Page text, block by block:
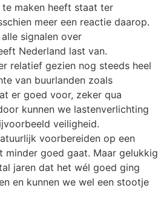
maken heeft staat ter
meer een reactie daarop.
signalen over
Nederland last van.
relatief gezien nog steeds heel
van buurlanden zoals
er goed voor, zeker qua
kunnen we lastenverlichting
veiligheid.
voorbereiden op een
minder goed gaat. Maar gelukkig
jaren dat het wél goed ging
en kunnen we wel een stootje